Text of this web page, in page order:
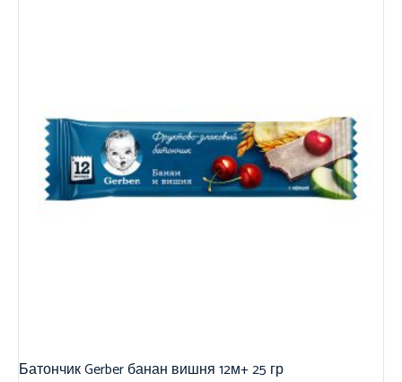
Батончик Gerber банан вишня 12м+ 25 гр